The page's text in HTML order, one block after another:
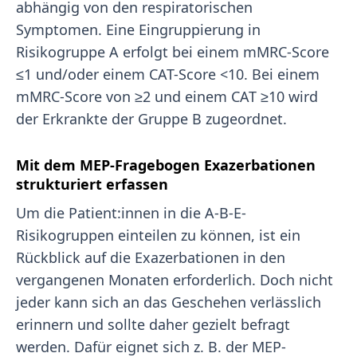
abhängig von den respiratorischen
Symptomen. Eine Eingruppierung in
Risikogruppe A erfolgt bei einem mMRC-Score
≤1 und/oder einem CAT-Score <10. Bei einem
mMRC-Score von ≥2 und einem CAT ≥10 wird
der Erkrankte der Gruppe B zugeordnet.
Mit dem MEP-Fragebogen Exazerbationen
strukturiert erfassen
Um die Patient:innen in die A-B-E-
Risikogruppen einteilen zu können, ist ein
Rückblick auf die Exazerbationen in den
vergangenen Monaten erforderlich. Doch nicht
jeder kann sich an das Geschehen verlässlich
erinnern und sollte daher gezielt befragt
werden. Dafür eignet sich z. B. der MEP-